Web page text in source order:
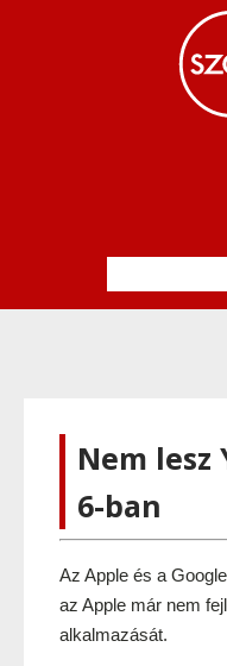
Nem lesz
6-ban
Az Apple és a
az Apple már nem
alkalmazását.